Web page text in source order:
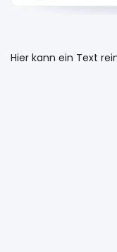
Hier kann ein Text